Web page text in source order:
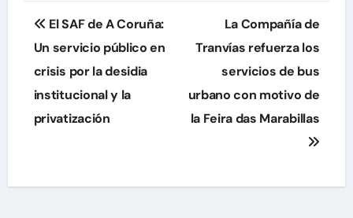
Navegación
de
entradas
El SAF de A Coruña:
Un servicio público en
crisis por la desidia
institucional y la
privatización
La Compañía de
Tranvías refuerza los
servicios de bus
urbano con motivo de
la Feira das Marabillas